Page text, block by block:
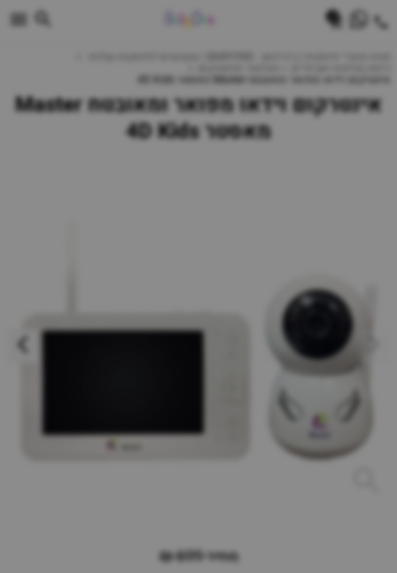
אינטרקום וידאו מפואר ומאובטח Master מאסטר 4D Kids
אינטרקום וידאו מפואר ומאובטח Master
מאסטר 4D Kids
מחיר 699 ₪